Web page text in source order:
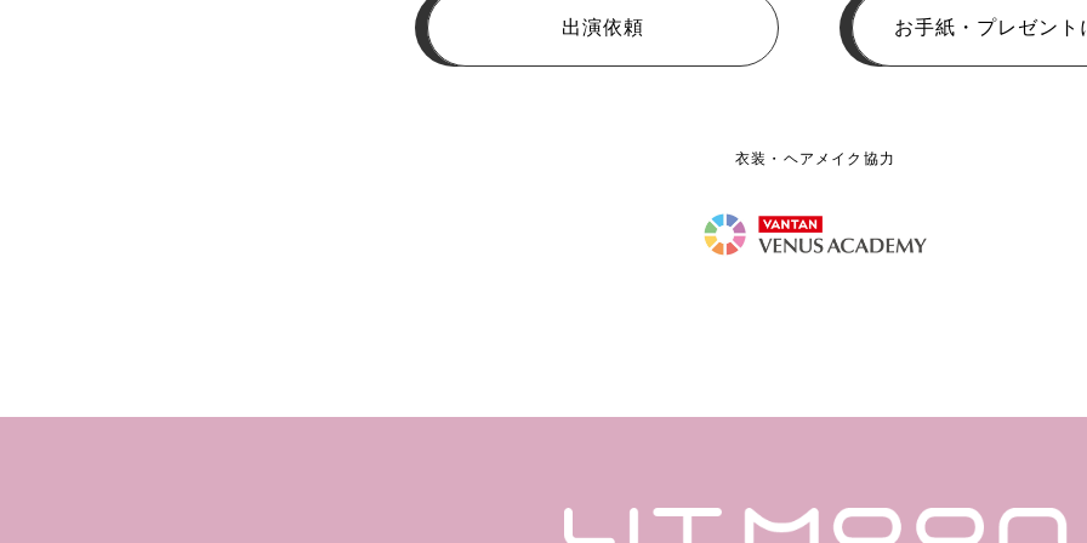
出演依頼 お手紙・プレゼント
衣装・ヘアメイク協力